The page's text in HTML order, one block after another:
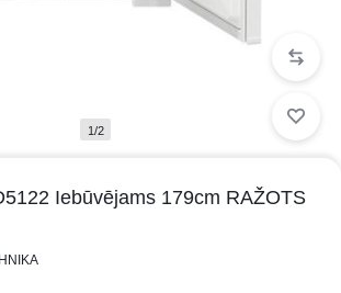
1/2
Iebūvējams 179cm RAŽOTS